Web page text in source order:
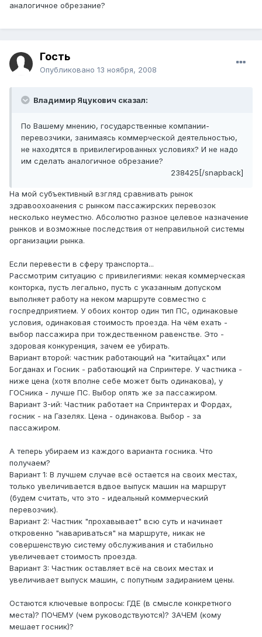
аналогичное обрезание?
Гость
Опубликовано 13 ноября, 2008
Владимир Яцукович сказал:
По Вашему мнению, государственные компании-
перевозчики, занимаясь коммерческой деятельностью,
не находятся в привилегированных условиях? И не надо
им сделать аналогичное обрезание?
238425[/snapback]
На мой субъективный взгляд сравнивать рынок
здравоохоанения с рынком пассажирских перевозок
несколько неуместно. Абсолютно разное целевое назначение
рынков и возможные последствия от неправильной системы
организации рынка.
Если перевести в сферу транспорта...
Рассмотрим ситуацию с привилегиями: некая коммерческая
конторка, пусть легально, пусть с указанным допуском
выполняет работу на неком маршруте совместно с
госпредприятием. У обоих контор один тип ПС, одинаковые
условия, одинаковая стоимость проезда. На чём ехать -
выбор пассажира при тождественном равенстве. Это -
здоровая конкуренция, зачем ее убирать.
Вариант второй: частник работающий на "китайцах" или
Богданах и Госник - работающий на Спринтере. У частника -
ниже цена (хотя вполне себе может быть одинакова), у
ГОСника - лучше ПС. Выбор опять же за пассажиром.
Вариант 3-ий: Частник работает на Спринтерах и Фордах,
госник - на Газелях. Цена - одинакова. Выбор - за
пассажиром.
А теперь убираем из каждого варианта госника. Что
получаем?
Вариант 1: В лучшем случае всё остается на своих местах,
только увеличивается вдвое выпуск машин на маршрут
(будем считать, что это - идеальный коммерческий
перевозчик).
Вариант 2: Частник "прохавывает" всю суть и начинает
откровенно "навариваться" на маршруте, никак не
совершенствую систему обслуживания и стабильно
увеличевает стоимость проезда.
Вариант 3: Частник оставляет всё на своих местах и
увеличивает выпуск машин, с попутным задиранием цены.
Остаются ключевые вопросы: ГДЕ (в смысле конкретного
места)? ПОЧЕМУ (чем руководствуются)? ЗАЧЕМ (кому
мешает госник)?